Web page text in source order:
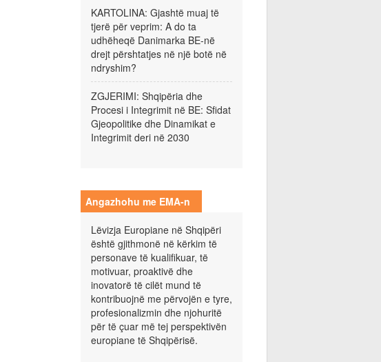
KARTOLINA: Gjashtë muaj të
tjerë për veprim: A do ta
udhëheqë Danimarka BE-në
drejt përshtatjes në një botë në
ndryshim?
ZGJERIMI: Shqipëria dhe
Procesi i Integrimit në BE: Sfidat
Gjeopolitike dhe Dinamikat e
Integrimit deri në 2030
Angazhohu me EMA-n
Lëvizja Europiane në Shqipëri
është gjithmonë në kërkim të
personave të kualifikuar, të
motivuar, proaktivë dhe
inovatorë të cilët mund të
kontribuojnë me përvojën e tyre,
profesionalizmin dhe njohuritë
për të çuar më tej perspektivën
europiane të Shqipërisë.